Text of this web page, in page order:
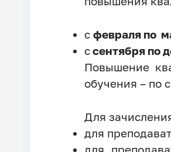
с февраля по
ссентября по
Повышение
обучения – по
Для
для
для